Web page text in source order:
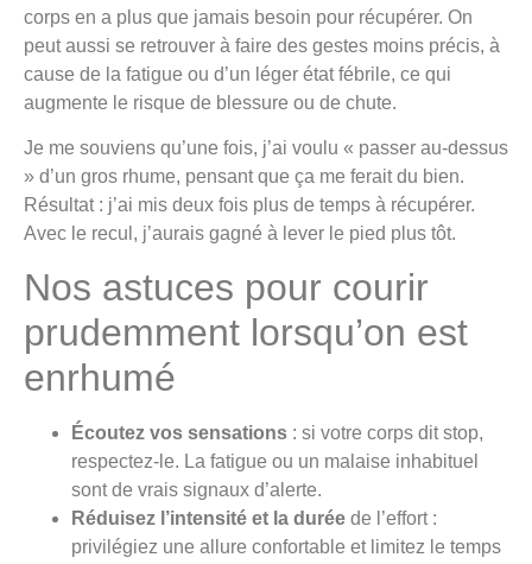
corps en a plus que jamais besoin pour récupérer. On
peut aussi se retrouver à faire des gestes moins précis, à
cause de la fatigue ou d’un léger état fébrile, ce qui
augmente le risque de blessure ou de chute.
Je me souviens qu’une fois, j’ai voulu « passer au-dessus
» d’un gros rhume, pensant que ça me ferait du bien.
Résultat : j’ai mis deux fois plus de temps à récupérer.
Avec le recul, j’aurais gagné à lever le pied plus tôt.
Nos astuces pour courir
prudemment lorsqu’on est
enrhumé
Écoutez vos sensations : si votre corps dit stop,
respectez-le. La fatigue ou un malaise inhabituel
sont de vrais signaux d’alerte.
Réduisez l’intensité et la durée de l’effort :
privilégiez une allure confortable et limitez le temps